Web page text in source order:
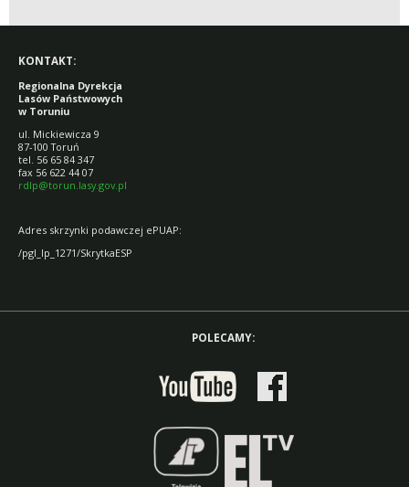
KONTAKT:
Regionalna Dyrekcja
Lasów Państwowych
w Toruniu
ul. Mickiewicza 9
87-100 Toruń
tel. 56 65 84 347
fax 56 622 44 07
rdlp@torun.lasy.gov.pl
Adres skrzynki podawczej ePUAP:
/pgl_lp_1271/SkrytkaESP
POLECAMY: